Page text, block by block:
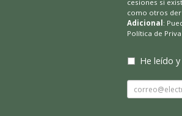
cesiones si
como otros
Adicional :
Política de
He leído